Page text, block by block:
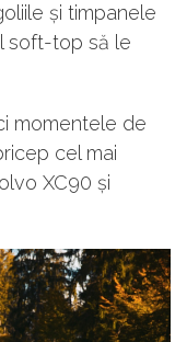
și timpanele
soft-top să le
momentele de
cel mai
XC90 și